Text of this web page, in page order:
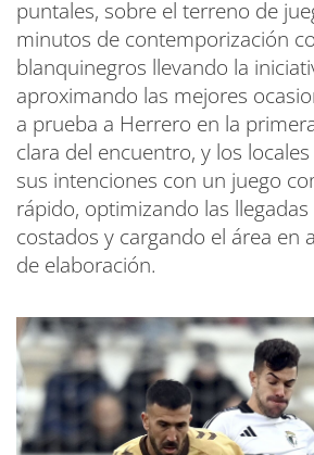
puntales, sobre el terreno de
minutos de contemporización
blanquinegros llevando la
aproximando las mejores
a prueba a Herrero en la
clara del encuentro, y los
sus intenciones con un juego
rápido, optimizando las
costados y cargando el área en
de elaboración.